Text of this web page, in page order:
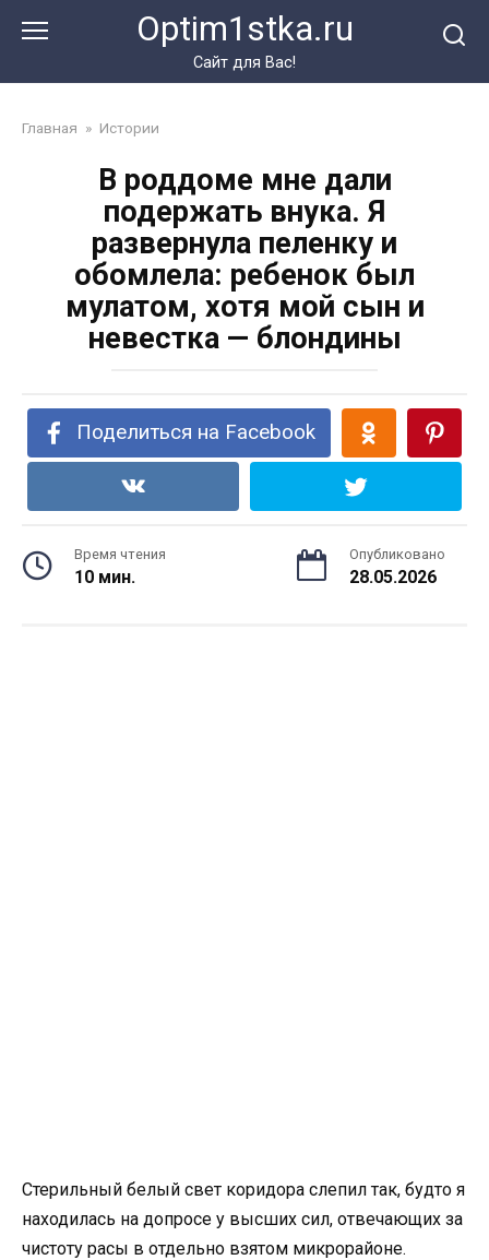
Optim1stka.ru
Сайт для Вас!
Главная » Истории
В роддоме мне дали
подержать внука. Я
развернула пеленку и
обомлела: ребенок был
мулатом, хотя мой сын и
невестка — блондины
Поделиться на Facebook
Время чтения
10 мин.
Опубликовано
28.05.2026
Стерильный белый свет коридора слепил так, будто я
находилась на допросе у высших сил, отвечающих за
чистоту расы в отдельно взятом микрорайоне.